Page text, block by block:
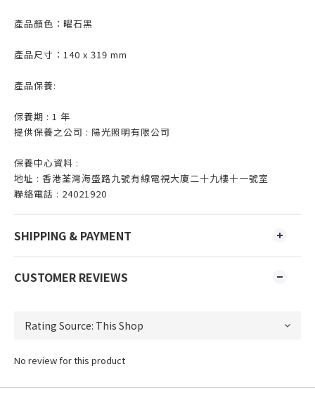
產品顏色：曜石黑
產品尺寸：140 x 319 mm
產品保養:
保養期 : 1 年
提供保養之公司 : 陽光照明有限公司
保養中心資料 :
地址 : 香港荃灣海盛路九號有線電視大廈二十九樓十一號室
聯絡電話 : 24021920
SHIPPING & PAYMENT
CUSTOMER REVIEWS
No review for this product